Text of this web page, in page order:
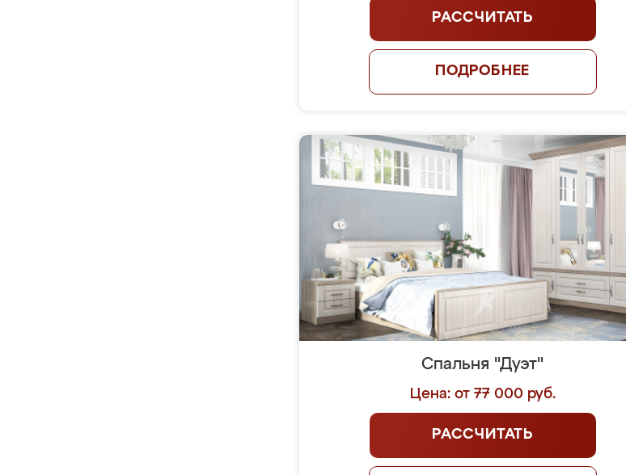
РАССЧИТАТЬ
ПОДРОБНЕЕ
Спальня "Дуэт"
Цена: от 77 000 руб.
РАССЧИТАТЬ